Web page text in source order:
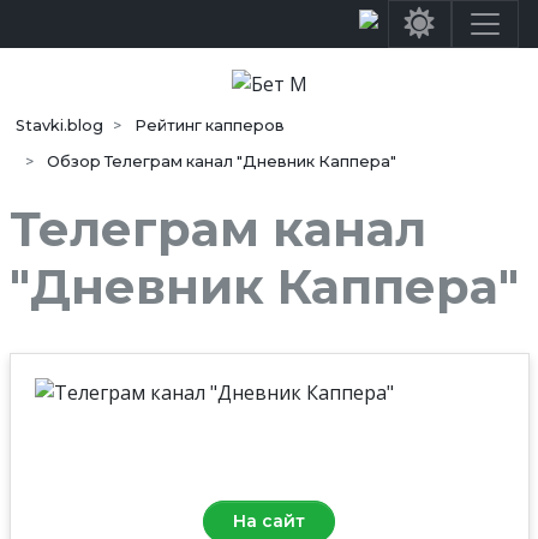
Stavki.blog
Рейтинг капперов
Обзор Телеграм канал "Дневник Каппера"
Телеграм канал
"Дневник Каппера"
На сайт